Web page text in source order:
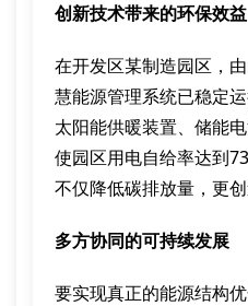
创新技术带来的环保效益
在开发区某制造园区，
慧能源管理系统已稳定
太阳能供暖装置、储能
使园区用电自给率达到
不仅降低碳排放量，更
多方协同的可持续发展
要实现真正的能源结构